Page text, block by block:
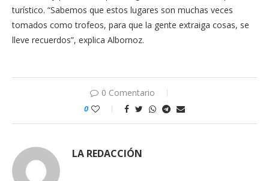
turístico. “Sabemos que estos lugares son muchas veces
tomados como trofeos, para que la gente extraiga cosas, se
lleve recuerdos”, explica Albornoz.
0 Comentario
0
LA REDACCIÓN